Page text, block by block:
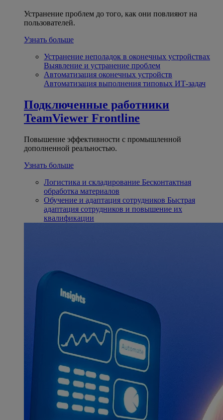
Устранение проблем до того, как они повлияют на
пользователей.
Узнать больше
Устранение неполадок в оконечных устройствах
Выявление и устранение проблем
Автоматизация оконечных устройств
Автоматизация выполнения типовых ИТ-задач
Подключенные работники
TeamViewer Frontline
Повышение эффективности с промышленной
дополненной реальностью.
Узнать больше
Логистика и складирование Бесконтактная
обработка материалов
Обучение и адаптация сотрудников Быстрая
адаптация сотрудников и повышение их
квалификации